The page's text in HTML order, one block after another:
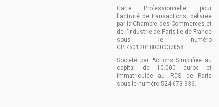
Carte Professionnelle, pour
l'activité de transactions, délivrée
par la Chambre des Commerces et
de l'Industrie de Paris Ile-de-France
sous le numéro
CPI75012018000037058.
Société par Actions Simplifiée au
capital de 10.000 euros et
immatriculée au RCS de Paris
sous le numéro 524 673 936.